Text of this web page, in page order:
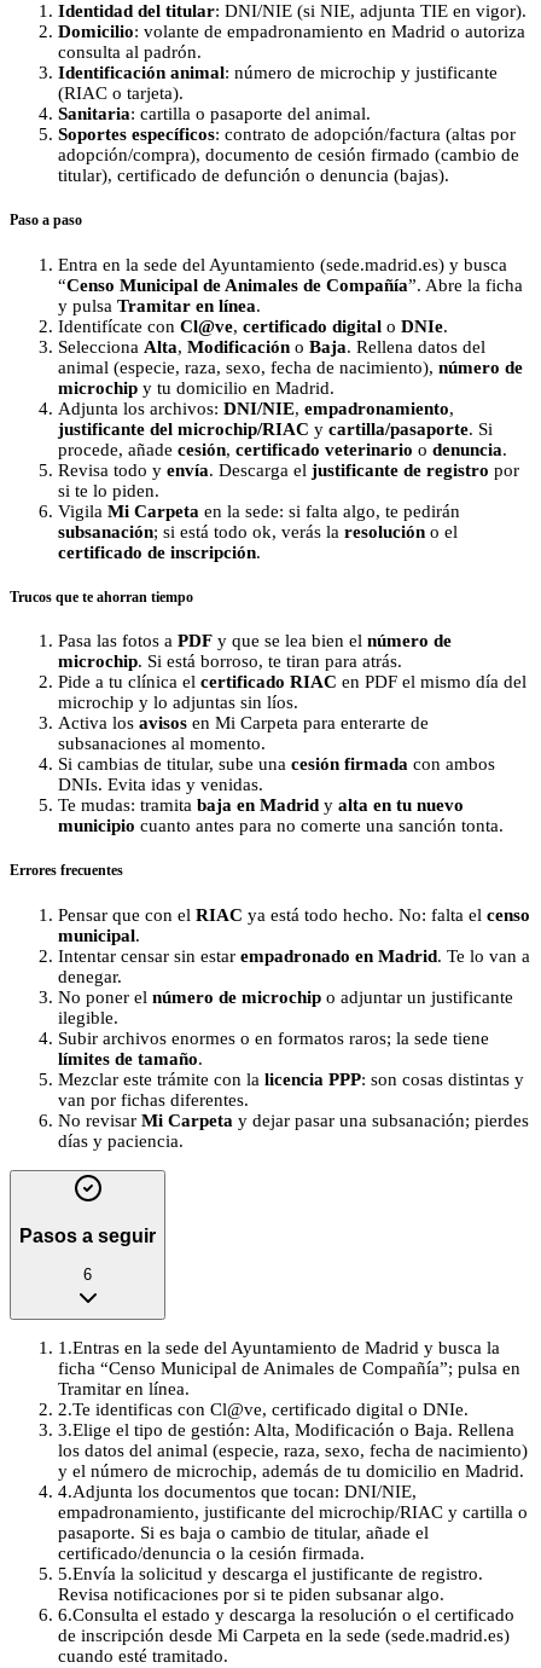
Identidad del titular: DNI/NIE (si NIE, adjunta TIE en vigor).
Domicilio: volante de empadronamiento en Madrid o autoriza
consulta al padrón.
Identificación animal: número de microchip y justificante
(RIAC o tarjeta).
Sanitaria: cartilla o pasaporte del animal.
Soportes específicos: contrato de adopción/factura (altas por
adopción/compra), documento de cesión firmado (cambio de
titular), certificado de defunción o denuncia (bajas).
Paso a paso
Entra en la sede del Ayuntamiento (sede.madrid.es) y busca
“Censo Municipal de Animales de Compañía”. Abre la ficha
y pulsa Tramitar en línea.
Identifícate con Cl@ve, certificado digital o DNIe.
Selecciona Alta, Modificación o Baja. Rellena datos del
animal (especie, raza, sexo, fecha de nacimiento), número de
microchip y tu domicilio en Madrid.
Adjunta los archivos: DNI/NIE, empadronamiento,
justificante del microchip/RIAC y cartilla/pasaporte. Si
procede, añade cesión, certificado veterinario o denuncia.
Revisa todo y envía. Descarga el justificante de registro por
si te lo piden.
Vigila Mi Carpeta en la sede: si falta algo, te pedirán
subsanación; si está todo ok, verás la resolución o el
certificado de inscripción.
Trucos que te ahorran tiempo
Pasa las fotos a PDF y que se lea bien el número de
microchip. Si está borroso, te tiran para atrás.
Pide a tu clínica el certificado RIAC en PDF el mismo día del
microchip y lo adjuntas sin líos.
Activa los avisos en Mi Carpeta para enterarte de
subsanaciones al momento.
Si cambias de titular, sube una cesión firmada con ambos
DNIs. Evita idas y venidas.
Te mudas: tramita baja en Madrid y alta en tu nuevo
municipio cuanto antes para no comerte una sanción tonta.
Errores frecuentes
Pensar que con el RIAC ya está todo hecho. No: falta el censo
municipal.
Intentar censar sin estar empadronado en Madrid. Te lo van a
denegar.
No poner el número de microchip o adjuntar un justificante
ilegible.
Subir archivos enormes o en formatos raros; la sede tiene
límites de tamaño.
Mezclar este trámite con la licencia PPP: son cosas distintas y
van por fichas diferentes.
No revisar Mi Carpeta y dejar pasar una subsanación; pierdes
días y paciencia.
Pasos a seguir
6
1 .Entras en la sede del Ayuntamiento de Madrid y busca la
ficha “Censo Municipal de Animales de Compañía”; pulsa en
Tramitar en línea.
2.Te identificas con Cl@ve, certificado digital o DNIe.
3.Elige el tipo de gestión: Alta, Modificación o Baja. Rellena
los datos del animal (especie, raza, sexo, fecha de nacimiento)
y el número de microchip, además de tu domicilio en Madrid.
4.Adjunta los documentos que tocan: DNI/NIE,
empadronamiento, justificante del microchip/RIAC y cartilla o
pasaporte. Si es baja o cambio de titular, añade el
certificado/denuncia o la cesión firmada.
5.Envía la solicitud y descarga el justificante de registro.
Revisa notificaciones por si te piden subsanar algo.
6.Consulta el estado y descarga la resolución o el certificado
de inscripción desde Mi Carpeta en la sede (sede.madrid.es)
cuando esté tramitado.